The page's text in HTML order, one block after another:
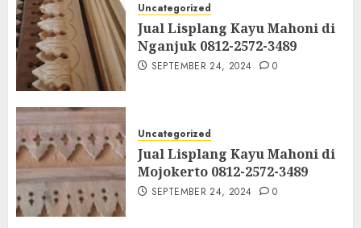
Uncategorized
Jual Lisplang Kayu Mahoni di
Nganjuk 0812-2572-3489
SEPTEMBER 24, 2024 0
Uncategorized
Jual Lisplang Kayu Mahoni di
Mojokerto 0812-2572-3489
SEPTEMBER 24, 2024 0